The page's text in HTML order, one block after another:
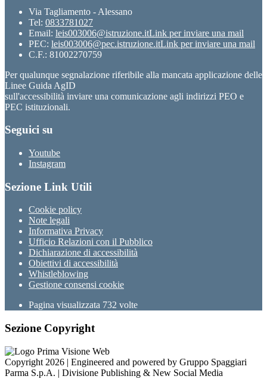
Via Tagliamento - Alessano
Tel: 0833781027
Email: leis003006@istruzione.itLink per inviare una mail
PEC: leis003006@pec.istruzione.itLink per inviare una mail
C.F.: 81002270759
Per qualunque segnalazione riferibile alla mancata applicazione delle
Linee Guida AgID
sull'accessibilità inviare una comunicazione agli indirizzi PEO e
PEC istituzionali.
Seguici su
Youtube
Instagram
Sezione Link Utili
Cookie policy
Note legali
Informativa Privacy
Ufficio Relazioni con il Pubblico
Dichiarazione di accessibilità
Obiettivi di accessibilità
Whistleblowing
Gestione consensi cookie
Pagina visualizzata 732 volte
Sezione Copyright
Copyright 2026 | Engineered and powered by Gruppo Spaggiari
Parma S.p.A. | Divisione Publishing & New Social Media